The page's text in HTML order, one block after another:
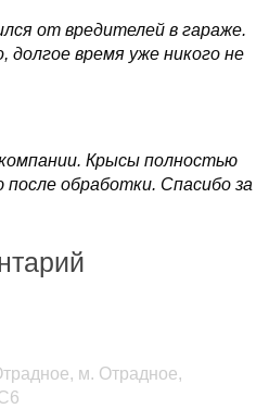
от вредителей в гараже.
долгое время уже никого не
Крысы полностью
после обработки. Спасибо за
м. Отрадное,